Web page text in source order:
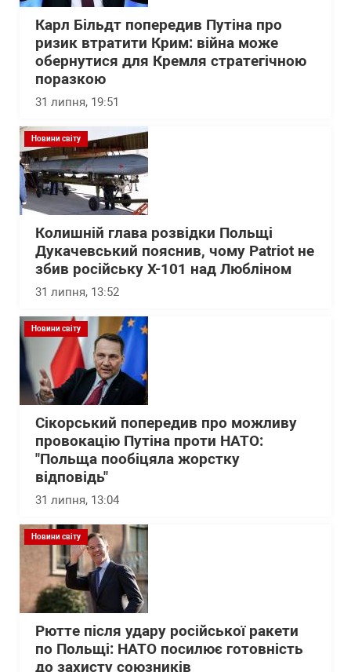
Карл Більдт попередив Путіна про
ризик втратити Крим: війна може
обернутися для Кремля стратегічною
поразкою
31 липня, 19:51
Новини світу
Колишній глава розвідки Польщі
Дукачевський пояснив, чому Patriot не
збив російську Х-101 над Любліном
31 липня, 13:52
Новини світу
Сікорський попередив про можливу
провокацію Путіна проти НАТО:
"Польща пообіцяла жорстку
відповідь"
31 липня, 13:04
Новини світу
Рютте після удару російської ракети
по Польщі: НАТО посилює готовність
до захисту союзників